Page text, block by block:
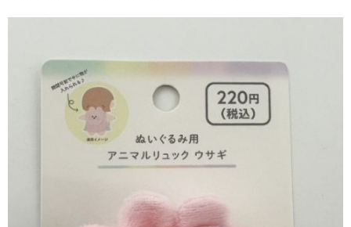
資料（包含姓名、電話或地址）提供予台灣大哥大進項蒐集、處理及利用，
【注意事項】
１．透過由恩沛科技股份有限公司提供之「AFTEE先享後付」服務完成之交
易，需依本服務之必要範圍內提供個人資料，並將交易相關給付款項請求債
權轉讓予恩沛科技股份有限公司。
２．關於個人資料處理事宜，請瀏覽以下網址：
https://aftee.tw/terms/#terms3
３．未成年的使用者請事先徵得法定代理人或監護人之同意方可使用
「AFTEE先享後付」，若未經同意申辦者引起之損失，本公司不負相關責
時審查核予不同之上限額度；若仍有額度不足之情形，本公司將視審查結果